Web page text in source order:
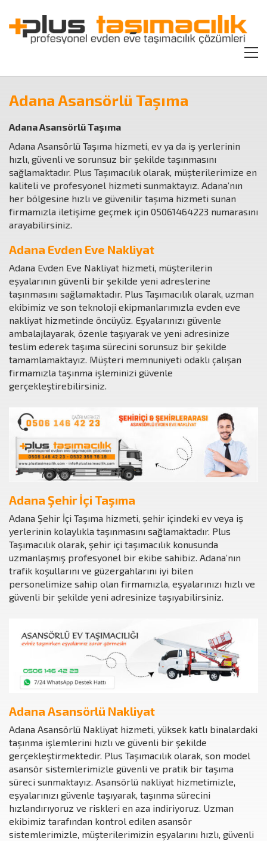
Adana Asansörlü Taşıma
Adana Asansörlü Taşıma
Adana Asansörlü Taşıma hizmeti, ev ya da iş yerlerinin
hızlı, güvenli ve sorunsuz bir şekilde taşınmasını
sağlamaktadır. Plus Taşımacılık olarak, müşterilerimize en
kaliteli ve profesyonel hizmeti sunmaktayız. Adana’nın
her bölgesine hızlı ve güvenilir taşıma hizmeti sunan
firmamızla iletişime geçmek için 05061464223 numarasını
arayabilirsiniz.
Adana Evden Eve Nakliyat
Adana Evden Eve Nakliyat hizmeti, müşterilerin
eşyalarının güvenli bir şekilde yeni adreslerine
taşınmasını sağlamaktadır. Plus Taşımacılık olarak, uzman
ekibimiz ve son teknoloji ekipmanlarımızla evden eve
nakliyat hizmetinde öncüyüz. Eşyalarınızı güvenle
ambalajlayarak, özenle taşıyarak ve yeni adresinize
teslim ederek taşıma sürecini sorunsuz bir şekilde
tamamlamaktayız. Müşteri memnuniyeti odaklı çalışan
firmamızla taşınma işleminizi güvenle
gerçekleştirebilirsiniz.
Adana Şehir İçi Taşıma
Adana Şehir İçi Taşıma hizmeti, şehir içindeki ev veya iş
yerlerinin kolaylıkla taşınmasını sağlamaktadır. Plus
Taşımacılık olarak, şehir içi taşımacılık konusunda
uzmanlaşmış profesyonel bir ekibe sahibiz. Adana’nın
trafik koşullarını ve güzergahlarını iyi bilen
personelimize sahip olan firmamızla, eşyalarınızı hızlı ve
güvenli bir şekilde yeni adresinize taşıyabilirsiniz.
Adana Asansörlü Nakliyat
Adana Asansörlü Nakliyat hizmeti, yüksek katlı binalardaki
taşınma işlemlerini hızlı ve güvenli bir şekilde
gerçekleştirmektedir. Plus Taşımacılık olarak, son model
asansör sistemlerimizle güvenli ve pratik bir taşıma
süreci sunmaktayız. Asansörlü nakliyat hizmetimizle,
eşyalarınızı güvenle taşıyarak, taşınma sürecini
hızlandırıyoruz ve riskleri en aza indiriyoruz. Uzman
ekibimiz tarafından kontrol edilen asansör
sistemlerimizle, müşterilerimizin eşyalarını hızlı, güvenli